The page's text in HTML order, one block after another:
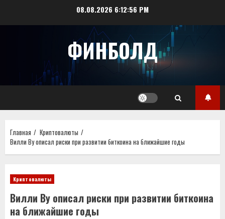
08.08.2026 6:12:56 PM
ФИНБОЛД
Главная
Криптовалюты
Вилли Ву описал риски при развитии биткоина на ближайшие годы
Криптовалюты
Вилли Ву описал риски при развитии биткоина
на ближайшие годы